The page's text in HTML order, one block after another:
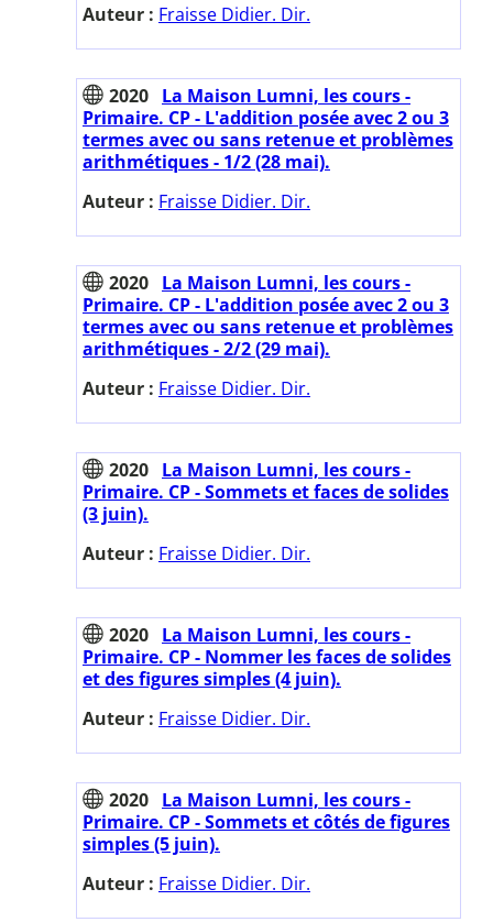
Auteur : Fraisse Didier. Dir.
2020 La Maison Lumni, les cours -
Primaire. CP - L'addition posée avec 2 ou 3
termes avec ou sans retenue et problèmes
arithmétiques - 1/2 (28 mai).
Auteur : Fraisse Didier. Dir.
2020 La Maison Lumni, les cours -
Primaire. CP - L'addition posée avec 2 ou 3
termes avec ou sans retenue et problèmes
arithmétiques - 2/2 (29 mai).
Auteur : Fraisse Didier. Dir.
2020 La Maison Lumni, les cours -
Primaire. CP - Sommets et faces de solides
(3 juin).
Auteur : Fraisse Didier. Dir.
2020 La Maison Lumni, les cours -
Primaire. CP - Nommer les faces de solides
et des figures simples (4 juin).
Auteur : Fraisse Didier. Dir.
2020 La Maison Lumni, les cours -
Primaire. CP - Sommets et côtés de figures
simples (5 juin).
Auteur : Fraisse Didier. Dir.